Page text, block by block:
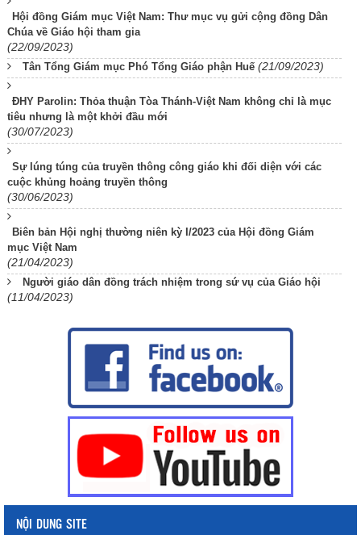
Hội đồng Giám mục Việt Nam: Thư mục vụ gửi cộng đồng Dân
Chúa về Giáo hội tham gia
(22/09/2023)
Tân Tổng Giám mục Phó Tổng Giáo phận Huế (21/09/2023)
ĐHY Parolin: Thỏa thuận Tòa Thánh-Việt Nam không chỉ là mục
tiêu nhưng là một khởi đầu mới
(30/07/2023)
Sự lúng túng của truyền thông công giáo khi đối diện với các
cuộc khủng hoảng truyền thông
(30/06/2023)
Biên bản Hội nghị thường niên kỳ I/2023 của Hội đồng Giám
mục Việt Nam
(21/04/2023)
Người giáo dân đồng trách nhiệm trong sứ vụ của Giáo hội
(11/04/2023)
NỘI DUNG SITE